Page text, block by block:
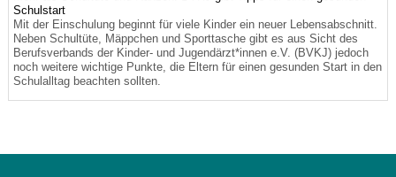
Schulstart
Mit der Einschulung beginnt für viele Kinder ein neuer Lebensabschnitt.
Neben Schultüte, Mäppchen und Sporttasche gibt es aus Sicht des
Berufsverbands der Kinder- und Jugendärzt*innen e.V. (BVKJ) jedoch
noch weitere wichtige Punkte, die Eltern für einen gesunden Start in den
Schulalltag beachten sollten.